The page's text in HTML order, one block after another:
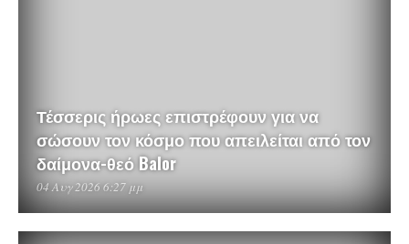
Τέσσερις ήρωες επιστρέφουν για να
σώσουν τον κόσμο που απειλείται από τον
δαίμονα-θεό Balor
04 Αυγ 2026 6:27 μμ